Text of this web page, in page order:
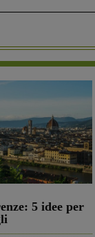
5 idee per